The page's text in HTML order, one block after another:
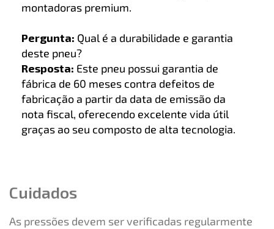
montadoras premium.
Pergunta: Qual é a durabilidade e garantia
deste pneu?
Resposta: Este pneu possui garantia de
fábrica de 60 meses contra defeitos de
fabricação a partir da data de emissão da
nota fiscal, oferecendo excelente vida útil
graças ao seu composto de alta tecnologia.
Cuidados
As pressões devem ser verificadas regularmente